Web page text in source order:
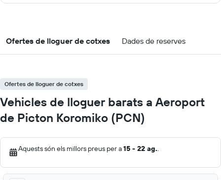
Ofertes de lloguer de cotxes Dades de reserves
Ofertes de lloguer de cotxes
Vehicles de lloguer barats a Aeroport
de Picton Koromiko (PCN)
Aquests són els millors preus per a15 - 22 ag..